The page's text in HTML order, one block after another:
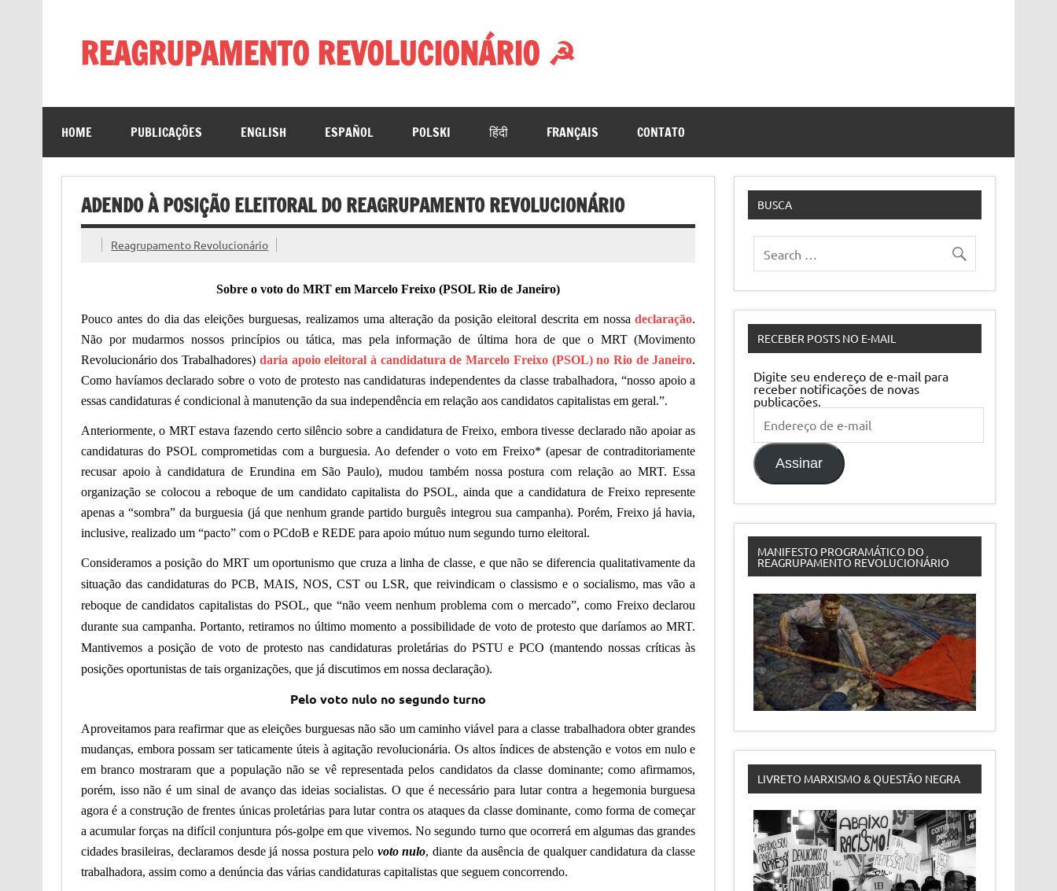
REAGRUPAMENTO REVOLUCIONÁRIO ☭
HOME PUBLICAÇÕES ENGLISH ESPAÑOL POLSKI हिंदी FRANÇAIS CONTATO
ADENDO À POSIÇÃO ELEITORAL DO REAGRUPAMENTO REVOLUCIONÁRIO
Reagrupamento Revolucionário
Sobre o voto do MRT em Marcelo Freixo (PSOL Rio de Janeiro)
Pouco antes do dia das eleições burguesas, realizamos uma alteração da posição eleitoral descrita em nossadeclaração.
Não por mudarmos nossos princípios ou tática, mas pela informação de última hora de que o MRT (Movimento
Revolucionário dos Trabalhadores) daria apoio eleitoral à candidatura de Marcelo Freixo (PSOL) no Rio de Janeiro.
Como havíamos declarado sobre o voto de protesto nas candidaturas independentes da classe trabalhadora, “nosso apoio a
essas candidaturas é condicional à manutenção da sua independência em relação aos candidatos capitalistas em geral.”.
Anteriormente, o MRT estava fazendo certo silêncio sobre a candidatura de Freixo, embora tivesse declarado não apoiar as
candidaturas do PSOL comprometidas com a burguesia. Ao defender o voto em Freixo* (apesar de contraditoriamente
recusar apoio à candidatura de Erundina em São Paulo), mudou também nossa postura com relação ao MRT. Essa
organização se colocou a reboque de um candidato capitalista do PSOL, ainda que a candidatura de Freixo represente
apenas a “sombra” da burguesia (já que nenhum grande partido burguês integrou sua campanha). Porém, Freixo já havia,
inclusive, realizado um “pacto” com o PCdoB e REDE para apoio mútuo num segundo turno eleitoral.
Consideramos a posição do MRT um oportunismo que cruza a linha de classe, e que não se diferencia qualitativamente da
situação das candidaturas do PCB, MAIS, NOS, CST ou LSR, que reivindicam o classismo e o socialismo, masvãoa
reboque de candidatos capitalistas do PSOL, que “não veem nenhum problema com o mercado”, como Freixo declarou
durante sua campanha. Portanto, retiramos no último momento a possibilidade de voto de protesto que daríamos ao MRT.
Mantivemos a posição de voto de protesto nas candidaturas proletárias do PSTU e PCO (mantendo nossas críticas às
posições oportunistas de tais organizações, que já discutimos em nossa declaração).
Pelo voto nulo no segundo turno
Aproveitamos para reafirmar que as eleições burguesas não são um caminho viável para a classe trabalhadora obter grandes
mudanças, embora possam ser taticamente úteis à agitação revolucionária. Os altos índices de abstenção e votos em nulo e
em branco mostraram que a população não se vê representada pelos candidatos da classe dominante; como afirmamos,
porém, isso não é um sinal de avanço das ideias socialistas. O que é necessário para lutar contra a hegemonia burguesa
agora é a construção de frentes únicas proletárias para lutar contra os ataques da classe dominante, como forma de começar
a acumular forças nadifícil conjuntura pós-golpe em que vivemos. No segundo turno que ocorrerá em algumas das grandes
cidades brasileiras, declaramos desde já nossa postura pelo voto nulo, diante da ausência de qualquer candidatura da classe
trabalhadora, assim como a denúncia das várias candidaturas capitalistas que seguem concorrendo.
BUSCA
RECEBER POSTS NO E-MAIL
Digite seu endereço de e-mail para
receber notificações de novas
publicações.
Endereço
de
e-
mail
Assinar
MANIFESTO PROGRAMÁTICO DO
REAGRUPAMENTO REVOLUCIONÁRIO
LIVRETO MARXISMO & QUESTÃO NEGRA